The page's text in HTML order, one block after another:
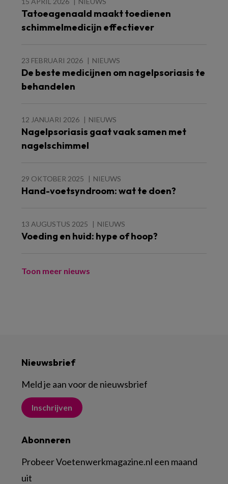
Tatoeagenaald maakt toedienen
schimmelmedicijn effectiever
23 FEBRUARI 2026 NIEUWS
De beste medicijnen om nagelpsoriasis te
behandelen
12 JANUARI 2026 NIEUWS
Nagelpsoriasis gaat vaak samen met
nagelschimmel
29 OKTOBER 2025 NIEUWS
Hand-voetsyndroom: wat te doen?
13 AUGUSTUS 2025 NIEUWS
Voeding en huid: hype of hoop?
Toon meer nieuws
Nieuwsbrief
Meld je aan voor de nieuwsbrief
Inschrijven
Abonneren
Probeer Voetenwerkmagazine.nl een maand
uit